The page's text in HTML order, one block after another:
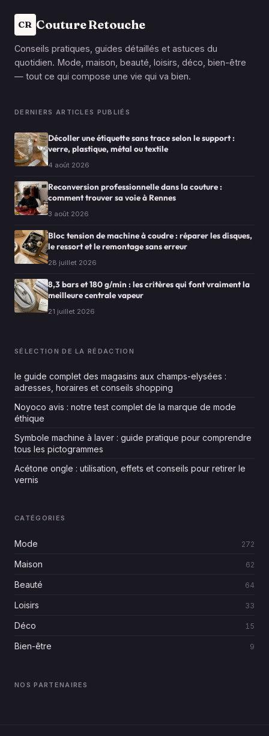
CR Couture Retouche
Conseils pratiques, guides détaillés et astuces du
quotidien. Mode, maison, beauté, loisirs, déco, bien-être
— tout ce qui compose une vie qui va bien.
DERNIERS ARTICLES PUBLIÉS
Décoller une étiquette sans trace selon le support :
verre, plastique, métal ou textile
4 août 2026
Reconversion professionnelle dans la couture :
comment trouver sa voie à Rennes
3 août 2026
Bloc tension de machine à coudre : réparer les disques,
le ressort et le remontage sans erreur
28 juillet 2026
8,3 bars et 180 g/min : les critères qui font vraiment la
meilleure centrale vapeur
21 juillet 2026
SÉLECTION DE LA RÉDACTION
le guide complet des magasins aux champs-elysées :
adresses, horaires et conseils shopping
Noyoco avis : notre test complet de la marque de mode
éthique
Symbole machine à laver : guide pratique pour comprendre
tous les pictogrammes
Acétone ongle : utilisation, effets et conseils pour retirer le
vernis
CATÉGORIES
Mode 272
Maison 62
Beauté 64
Loisirs 33
Déco 15
Bien-être 9
NOS PARTENAIRES